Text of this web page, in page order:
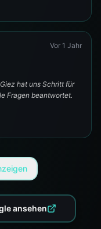
Vor 1 Jahr
hat uns Schritt für
Fragen beantwortet.
ansehen